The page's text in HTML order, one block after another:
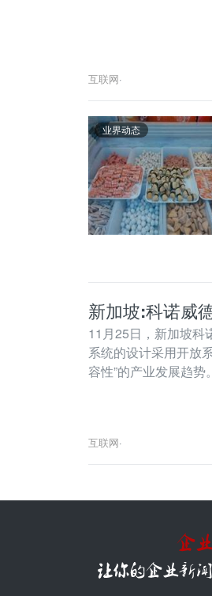
互联网·
业界动态
新加坡:科诺威
11月25日，新加坡
系统的设计采用开放
容性”的产业发展趋势。
互联网·